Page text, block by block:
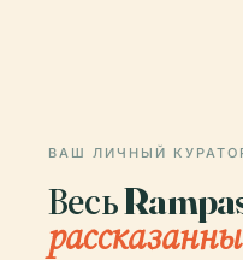
ВАШ ЛИЧНЫЙ
Весь